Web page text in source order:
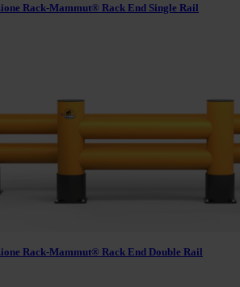
Rack-Mammut® Rack End Single Rail
Rack-Mammut® Rack End Double Rail